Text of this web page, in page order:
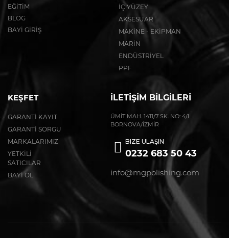
EĞİTİM
BLOG
BAYİ GİRİŞ
İÇ YÜZEY
AKSESUAR
MAKİNE - EKİPMAN
MARİN
ENDÜSTRİYEL
PPF
KEŞFET
GARANTİ KAYIT
GARANTİ SORGU
MARKALARIMIZ
YETKİLİ
SATICILAR
BAYİ OL
İLETİŞİM BİLGİLERİ
ÜMİT MAH. 1411/7 SK. NO: 4/I
BORNOVA/İZMİR
BIZE ULAŞIN
0232 683 50 43
info@mgpolishing.com